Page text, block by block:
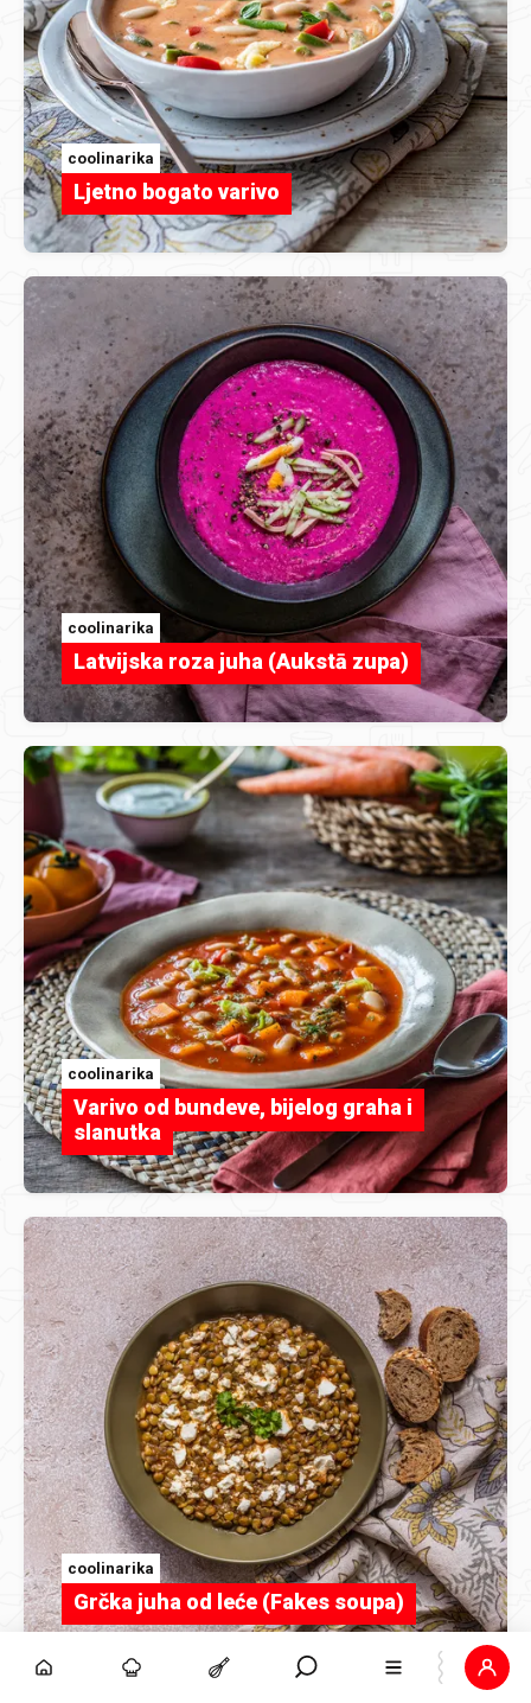
coolinarika
Ljetno bogato varivo
coolinarika
Latvijska roza juha (Aukstā zupa)
coolinarika
Varivo od bundeve, bijelog graha i
slanutka
coolinarika
Grčka juha od leće (Fakes soupa)